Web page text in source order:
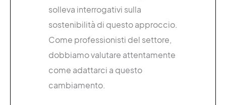
solleva interrogativi sulla
sostenibilità di questo approccio.
Come professionisti del settore,
dobbiamo valutare attentamente
come adattarci a questo
cambiamento.